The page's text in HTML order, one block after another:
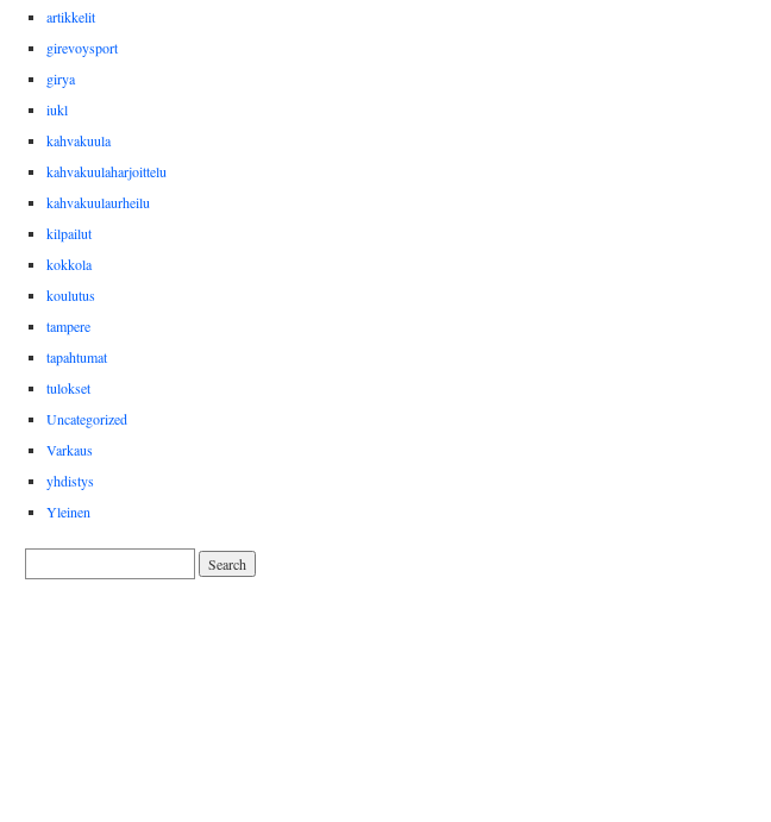
artikkelit
girevoysport
girya
iukl
kahvakuula
kahvakuulaharjoittelu
kahvakuulaurheilu
kilpailut
kokkola
koulutus
tampere
tapahtumat
tulokset
Uncategorized
Varkaus
yhdistys
Yleinen